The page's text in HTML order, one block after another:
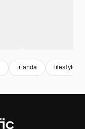
irlanda lifestyle